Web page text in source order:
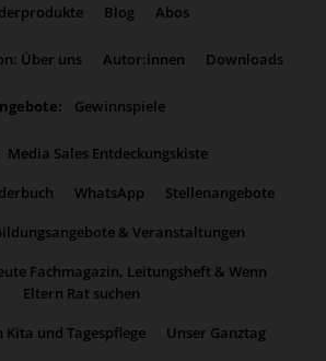
Blog Abos
Über uns Autor:innen Downloads
Gewinnspiele
Media Sales Entdeckungskiste
WhatsApp
Stellenangebote
& Veranstaltungen
Fachmagazin, Leitungsheft & Wenn
Eltern Rat suchen
und Tagespflege
Unser Ganztag